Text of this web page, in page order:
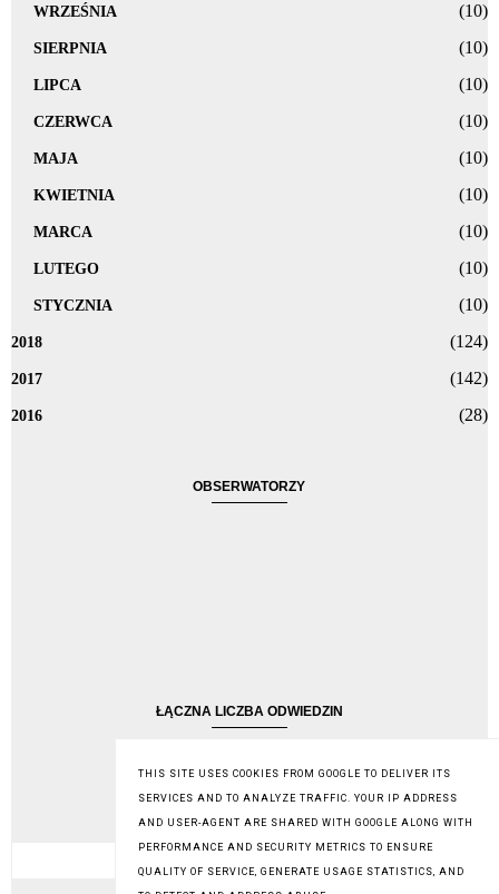
WRZEŚNIA (10)
SIERPNIA (10)
LIPCA (10)
CZERWCA (10)
MAJA (10)
KWIETNIA (10)
MARCA (10)
LUTEGO (10)
STYCZNIA (10)
2018 (124)
2017 (142)
2016 (28)
OBSERWATORZY
ŁĄCZNA LICZBA ODWIEDZIN
SZUKAJ NA TYM BLOGU
THIS SITE USES COOKIES FROM GOOGLE TO DELIVER ITS
SERVICES AND TO ANALYZE TRAFFIC. YOUR IP ADDRESS
AND USER-AGENT ARE SHARED WITH GOOGLE ALONG WITH
PERFORMANCE AND SECURITY METRICS TO ENSURE
QUALITY OF SERVICE, GENERATE USAGE STATISTICS, AND